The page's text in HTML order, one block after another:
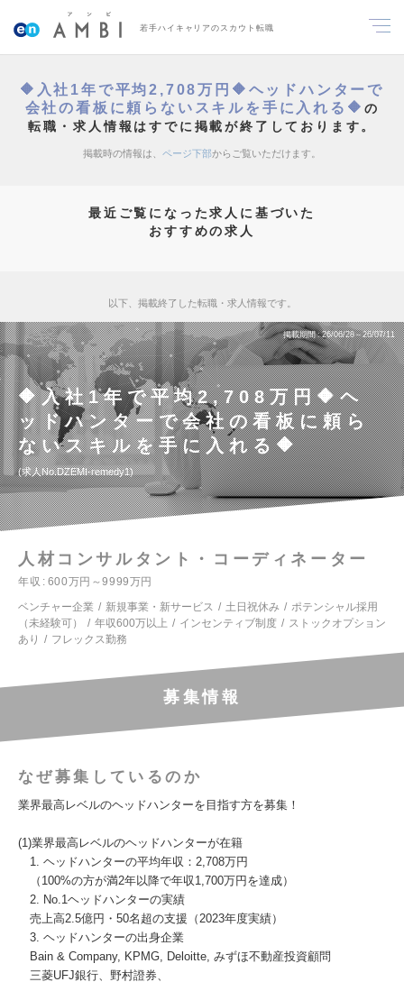
若手ハイキャリアのスカウト転職
🔶入社1年で平均2,708万円🔶ヘッドハンターで
会社の看板に頼らないスキルを手に入れる🔶 の
転職・求人情報はすでに掲載が終了しております。
掲載時の情報は、 ページ下部からご覧いただけます。
最近ご覧になった求人に基づいた
おすすめの求人
以下、掲載終了した転職・求人情報です。
掲載期間 26/06/28～26/07/11
🔶入社1年で平均2,708万円🔶ヘ
ッドハンターで会社の看板に頼ら
ないスキルを手に入れる🔶
求人No.DZEMI-remedy1
人材コンサルタント・コーディネーター
年収
600万円～9999万円
ベンチャー企業
新規事業・新サービス 土日祝休み
ポテンシャル採用
（未経験可）
年収600万以上 インセンティブ制度
ストックオプション
あり
フレックス勤務
募集情報
なぜ募集しているのか
業界最高レベルのヘッドハンターを目指す方を募集！
(1)業界最高レベルのヘッドハンターが在籍
1. ヘッドハンターの平均年収：2,708万円
（100%の方が満2年以降で年収1,700万円を達成）
2. No.1ヘッドハンターの実績
売上高2.5億円・50名超の支援（2023年度実績）
3. ヘッドハンターの出身企業
Bain & Company, KPMG, Deloitte, みずほ不動産投資顧問
三菱UFJ銀行、野村證券、